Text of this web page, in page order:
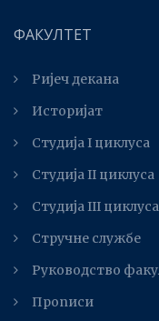
ФАКУЛТЕТ
Ријеч декана
Историјат
Студија I циклуса
Студија II циклуса
Студијa III циклуса
Стручне службе
Руководство
Прописи